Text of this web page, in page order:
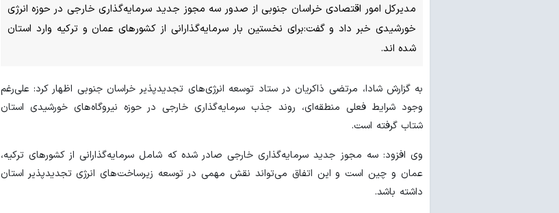
مدیرکل امور اقتصادی خراسان جنوبی از صدور سه مجوز جدید سرمایه‌گذاری خارجی در حوزه انرژی
خورشیدی خبر داد و گفت:برای نخستین بار سرمایه‌گذارانی از کشورهای عمان و ترکیه وارد استان
شده اند.
به گزارش شادا، مرتضی ذاکریان در ستاد توسعه انرژی‌های تجدیدپذیر خراسان جنوبی اظهار کرد: علی‌رغم
وجود شرایط فعلی منطقه‌ای، روند جذب سرمایه‌گذاری خارجی در حوزه نیروگاه‌های خورشیدی استان
شتاب گرفته است.
وی افزود: سه مجوز جدید سرمایه‌گذاری خارجی صادر شده که شامل سرمایه‌گذارانی از کشورهای ترکیه،
عمان و چین است و این اتفاق می‌تواند نقش مهمی در توسعه زیرساخت‌های انرژی تجدیدپذیر استان
داشته باشد.